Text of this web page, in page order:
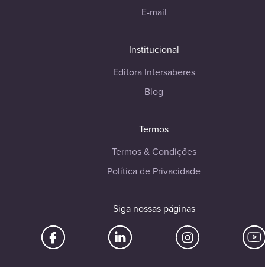
E-mail
Institucional
Editora Intersaberes
Blog
Termos
Termos & Condições
Política de Privacidade
Siga nossas páginas